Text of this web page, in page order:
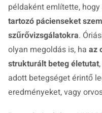
példaként említette, hogy
tartozó pácienseket
szűrővizsgálatokra.
olyan megoldás is, ha az
strukturált beteg életutat
adott betegséget érintő
eredményeket, vagy